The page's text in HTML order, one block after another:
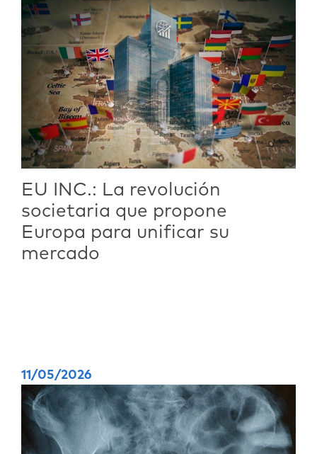
EU INC.: La revolución
societaria que propone
Europa para unificar su
mercado
11/05/2026